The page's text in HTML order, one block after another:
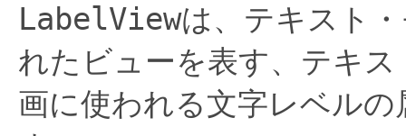
LabelViewは、テキスト
れたビューを表す、テキ
画に使われる文字レベル